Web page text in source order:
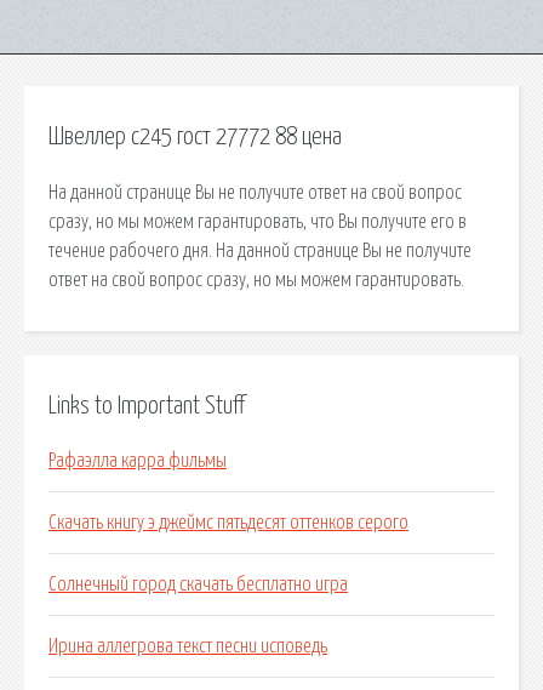
Швеллер с245 гост 27772 88 цена
На данной странице Вы не получите ответ на свой вопрос
сразу, но мы можем гарантировать, что Вы получите его в
течение рабочего дня. На данной странице Вы не получите
ответ на свой вопрос сразу, но мы можем гарантировать.
Links to Important Stuff
Рафаэлла карра фильмы
Скачать книгу э джеймс пятьдесят оттенков серого
Солнечный город скачать бесплатно игра
Ирина аллегрова текст песни исповедь